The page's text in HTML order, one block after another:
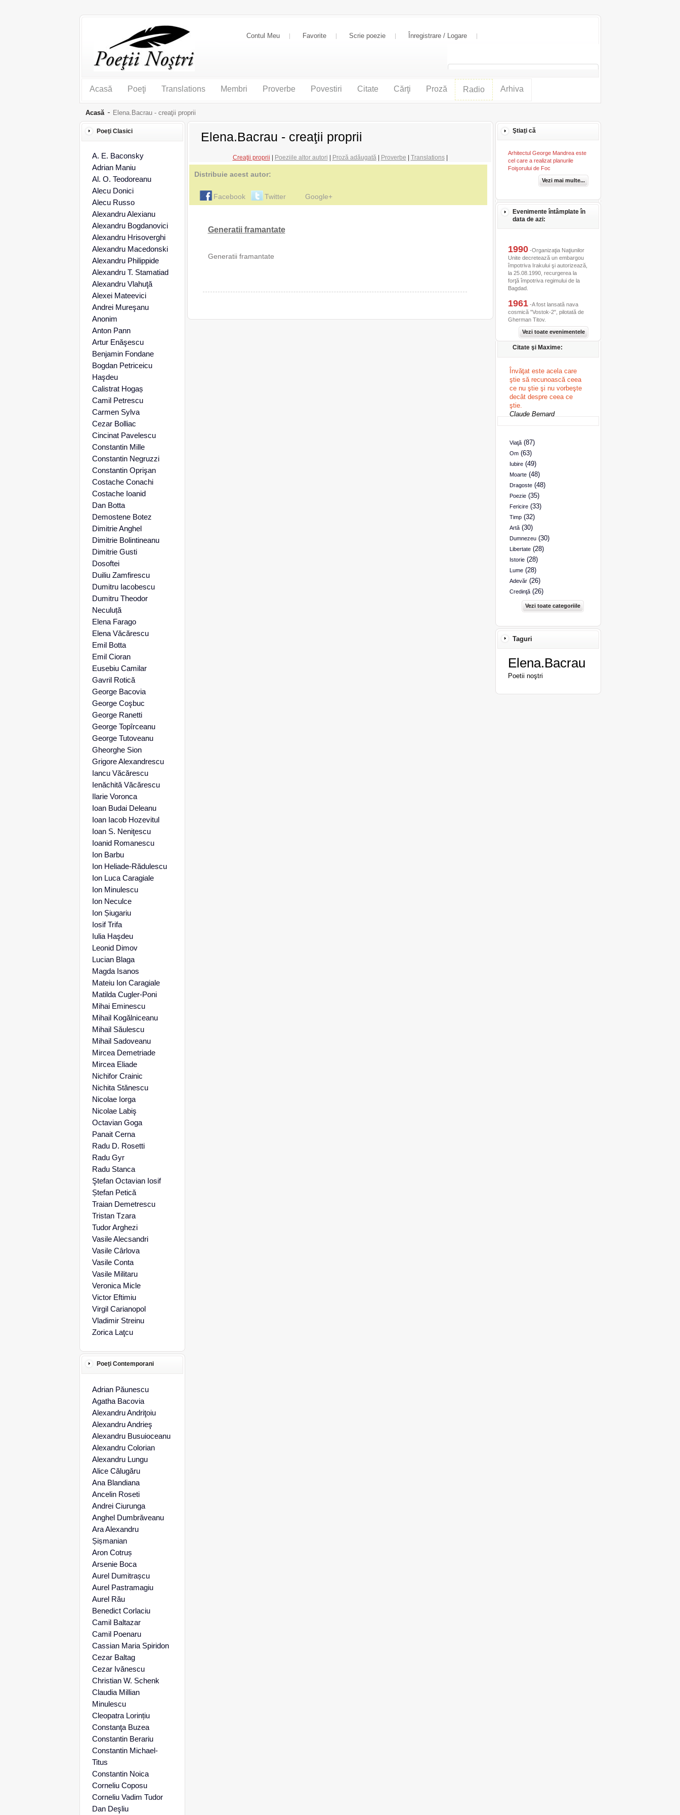
Contul Meu Favorite Scrie poezie Înregistrare / Logare
Acasă Poeţi Translations Membri Proverbe Povestiri Citate Cărţi Proză Radio Arhiva
Acasă Elena.Bacrau - creaţii proprii
Elena.Bacrau - creaţii proprii
Creaţii proprii Poeziile altor autori Proză adăugată| Proverbe Translations|
Distribuie acest autor:
Facebook Twitter Google+
Generatii framantate
Generatii framantate
Poeţi Clasici
A. E. Baconsky
Adrian Maniu
Al. O. Teodoreanu
Alecu Donici
Alecu Russo
Alexandru Alexianu
Alexandru Bogdanovici
Alexandru Hrisoverghi
Alexandru Macedonski
Alexandru Philippide
Alexandru T. Stamatiad
Alexandru Vlahuţă
Alexei Mateevici
Andrei Mureşanu
Anonim
Anton Pann
Artur Enăşescu
Benjamin Fondane
Bogdan Petriceicu
Haşdeu
Calistrat Hogaș
Camil Petrescu
Carmen Sylva
Cezar Bolliac
Cincinat Pavelescu
Constantin Mille
Constantin Negruzzi
Constantin Oprişan
Costache Conachi
Costache Ioanid
Dan Botta
Demostene Botez
Dimitrie Anghel
Dimitrie Bolintineanu
Dimitrie Gusti
Dosoftei
Duiliu Zamfirescu
Dumitru Iacobescu
Dumitru Theodor
Neculuță
Elena Farago
Elena Văcărescu
Emil Botta
Emil Cioran
Eusebiu Camilar
Gavril Rotică
George Bacovia
George Coşbuc
George Ranetti
George Topîrceanu
George Tutoveanu
Gheorghe Sion
Grigore Alexandrescu
Iancu Văcărescu
Ienăchită Văcărescu
Ilarie Voronca
Ioan Budai Deleanu
Ioan Iacob Hozevitul
Ioan S. Neniţescu
Ioanid Romanescu
Ion Barbu
Ion Heliade-Rădulescu
Ion Luca Caragiale
Ion Minulescu
Ion Neculce
Ion Șiugariu
Iosif Trifa
Iulia Haşdeu
Leonid Dimov
Lucian Blaga
Magda Isanos
Mateiu Ion Caragiale
Matilda Cugler-Poni
Mihai Eminescu
Mihail Kogălniceanu
Mihail Săulescu
Mihail Sadoveanu
Mircea Demetriade
Mircea Eliade
Nichifor Crainic
Nichita Stănescu
Nicolae Iorga
Nicolae Labiş
Octavian Goga
Panait Cerna
Radu D. Rosetti
Radu Gyr
Radu Stanca
Ştefan Octavian Iosif
Ștefan Petică
Traian Demetrescu
Tristan Tzara
Tudor Arghezi
Vasile Alecsandri
Vasile Cârlova
Vasile Conta
Vasile Militaru
Veronica Micle
Victor Eftimiu
Virgil Carianopol
Vladimir Streinu
Zorica Laţcu
Poeţi Contemporani
Adrian Păunescu
Agatha Bacovia
Alexandru Andriţoiu
Alexandru Andrieş
Alexandru Busuioceanu
Alexandru Colorian
Alexandru Lungu
Alice Călugăru
Ana Blandiana
Ancelin Roseti
Andrei Ciurunga
Anghel Dumbrăveanu
Ara Alexandru
Șișmanian
Aron Cotruș
Arsenie Boca
Aurel Dumitrașcu
Aurel Pastramagiu
Aurel Rău
Benedict Corlaciu
Camil Baltazar
Camil Poenaru
Cassian Maria Spiridon
Cezar Baltag
Cezar Ivănescu
Christian W. Schenk
Claudia Millian
Minulescu
Cleopatra Lorințiu
Constanţa Buzea
Constantin Berariu
Constantin Michael-
Titus
Constantin Noica
Corneliu Coposu
Corneliu Vadim Tudor
Dan Deşliu
Ştiaţi că
Arhitectul George Mandrea este
cel care a realizat planurile
Foişorului de Foc
Vezi mai multe...
Evenimente întâmplate în
data de azi:
1990-Organizaţia Naţiunilor
Unite decretează un embargou
împotriva Irakului şi autorizează,
la 25.08.1990, recurgerea la
forţă împotriva regimului de la
Bagdad.
1961-A fost lansată nava
cosmică "Vostok-2", pilotată de
Gherman Titov.
Vezi toate evenimentele
Citate şi Maxime:
Învăţat este acela care
ştie să recunoască ceea
ce nu ştie şi nu vorbeşte
decât despre ceea ce
ştie.
Claude Bernard
Viaţă(87)
Om(63)
Iubire(49)
Moarte(48)
Dragoste(48)
Poezie(35)
Fericire(33)
Timp(32)
Artă(30)
Dumnezeu(30)
Libertate(28)
Istorie(28)
Lume(28)
Adevăr(26)
Credinţă(26)
Vezi toate categoriile
Taguri
Elena.Bacrau
Poetii noştri